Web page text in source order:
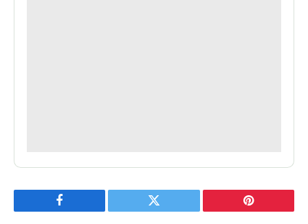
Facebook Twitter Pinterest